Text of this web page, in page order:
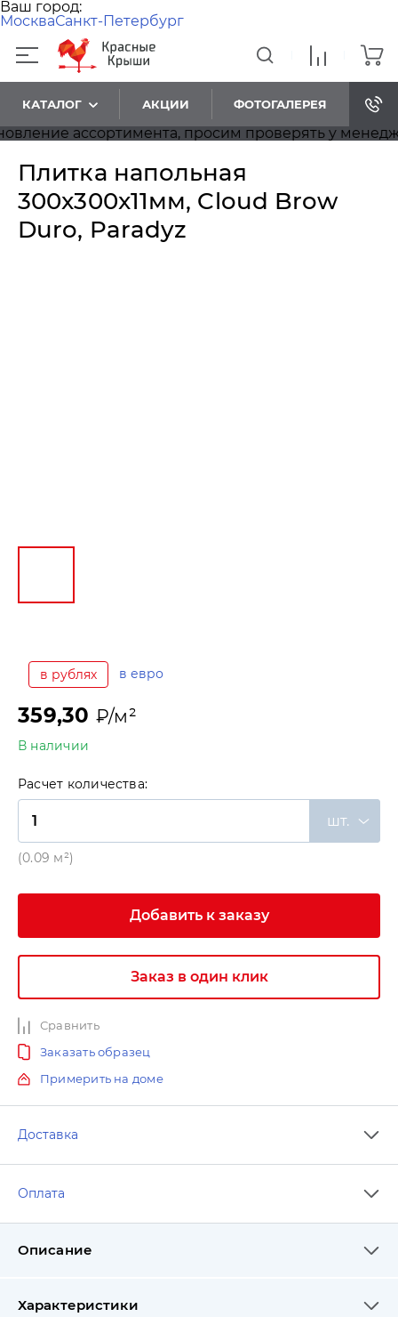
Ваш город:
МоскваСанкт-Петербург
КАТАЛОГ АКЦИИ ФОТОГАЛЕРЕЯ
ассортимента, просим проверять у
Плитка напольная
300x300x11мм, Cloud Brow
Duro, Paradyz
в рублях в евро
359,30 ₽/м²
В наличии
Расчет количества:
шт.
(0.09 м²)
Добавить к заказу
Заказ в один клик
Сравнить
Заказать образец
Примерить на доме
Доставка
Оплата
Описание
Характеристики